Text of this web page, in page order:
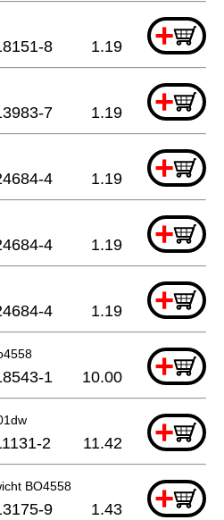
+
8 1.19
+
7 1.19
+
4 1.19
+
4 1.19
+
4 1.19
+
1 10.00
+
2 11.42
BO4558 +
9 1.43